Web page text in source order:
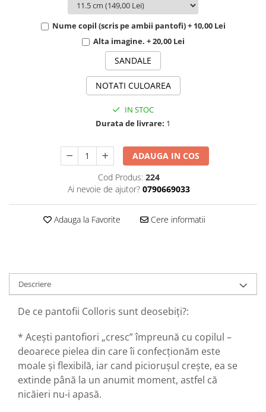
Nume copil (scris pe ambii pantofi) + 10,00 Lei
Alta imagine. + 20,00 Lei
SANDALE
NOTATI CULOAREA
IN STOC
Durata de livrare: 1
ADAUGA IN COS
Cod Produs: 224
Ai nevoie de ajutor? 0790669033
Adauga la Favorite Cere informatii
Descriere
De ce pantofii Colloris sunt deosebiți?:
* Acești pantofiori „cresc” împreună cu copilul –
deoarece pielea din care îi confecționăm este
moale și flexibilă, iar cand picioruşul crește, ea se
extinde până la un anumit moment, astfel că
nicăieri nu-i apasă.